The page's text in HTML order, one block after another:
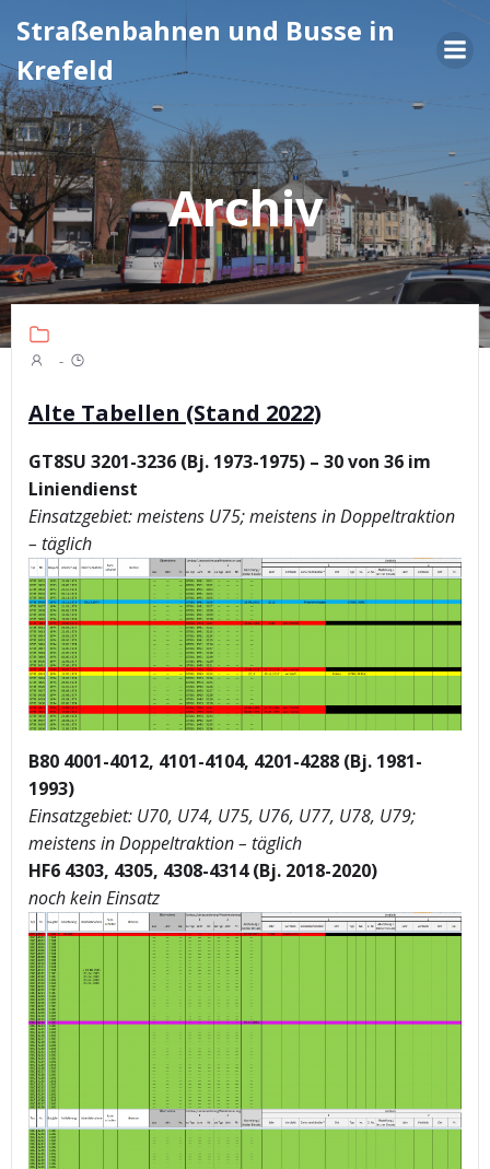
Inhalt
Straßenbahnen und Busse in
Krefeld
Archiv
-
Alte Tabellen (Stand 2022)
GT8SU 3201-3236 (Bj. 1973-1975) – 30 von 36 im
Liniendienst
Einsatzgebiet: meistens U75; meistens in Doppeltraktion
– täglich
B80 4001-4012, 4101-4104, 4201-4288 (Bj. 1981-
1993)
Einsatzgebiet: U70, U74, U75, U76, U77, U78, U79;
meistens in Doppeltraktion – täglich
HF6 4303, 4305, 4308-4314 (Bj. 2018-2020)
noch kein Einsatz